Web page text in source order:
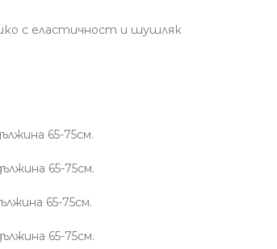
с еластичност и шушляк
65-75см.
65-75см.
65-75см.
65-75см.